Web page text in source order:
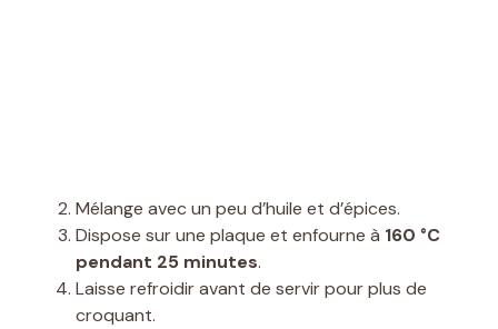
Mélange avec un peu d’huile et d’épices.
Dispose sur une plaque et enfourne à 160 °C
pendant 25 minutes.
Laisse refroidir avant de servir pour plus de
croquant.